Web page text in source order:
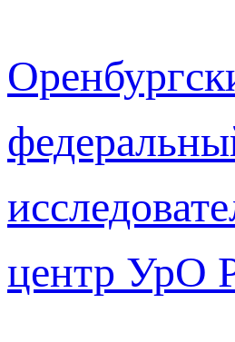
к
содержимому
центр УрО